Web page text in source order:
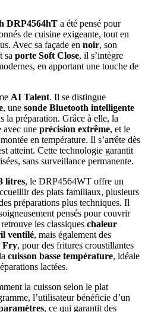
DRP4564hT a été pensé pour
de cuisine exigeante, tout en
Avec sa façade en noir, son
sa porte Soft Close, il s’intègre
en apportant une touche de
AI Talent. Il se distingue
, une sonde Bluetooth intelligente
la préparation. Grâce à elle, la
avec une précision extrême, et le
en température. Il s’arrête dès
atteint. Cette technologie garantit
sans surveillance permanente.
litres, le DRP4564WT offre un
des plats familiaux, plusieurs
préparations plus techniques. Il
pensés pour couvrir
les classiques chaleur
ventilé, mais également des
Fry, pour des fritures croustillantes
cuisson basse température, idéale
lactées.
la cuisson selon le plat
l’utilisateur bénéficie d’un
, ce qui garantit des